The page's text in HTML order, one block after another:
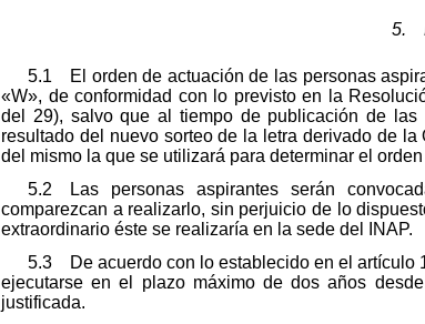
5.
5.1 El orden de actuación de las personas
«W», de conformidad con lo previsto en la
del 29), salvo que al tiempo de publicación de
resultado del nuevo sorteo de la letra derivado de
del mismo la que se utilizará para determinar el
5.2 Las personas aspirantes serán
comparezcan a realizarlo, sin perjuicio de lo
extraordinario éste se realizaría en la sede del INAP.
5.3 De acuerdo con lo establecido en el artículo
ejecutarse en el plazo máximo de dos años
justificada.